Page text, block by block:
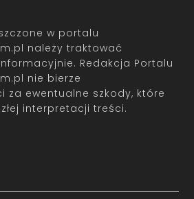
w portalu
należy traktować
Redakcja Portalu
nie bierze
za ewentualne szkody, które
interpretacji treści.